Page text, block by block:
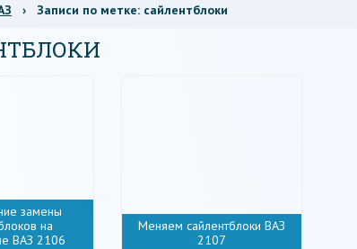
› Записи по метке: сайлентблоки
замены
на
ВАЗ 2106
Меняем сайлентблоки ВАЗ
2107